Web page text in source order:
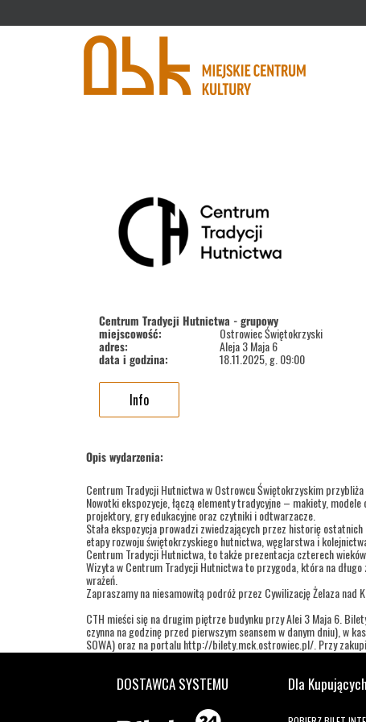
Centrum Tradycji Hutnictwa - grupowy
miejscowość: Ostrowiec Świętokrzyski
adres: Aleja 3 Maja 6
data i godzina: 18.11.2025, g. 09:00
Info
Opis wydarzenia:
Centrum Tradycji Hutnictwa w Ostrowcu Świętokrzyskim
Nowotki ekspozycje, łączą elementy tradycyjne – makiety,
projektory, gry edukacyjne oraz czytniki i odtwarzacze.
Stała ekspozycja prowadzi zwiedzających przez historię
etapy rozwoju świętokrzyskiego hutnictwa, węglarstwa i
Centrum Tradycji Hutnictwa, to także prezentacja czterech
Wizyta w Centrum Tradycji Hutnictwa to przygoda, która na
wrażeń.
Zapraszamy na niesamowitą podróż przez Cywilizację Żelaza nad
CTH mieści się na drugim piętrze budynku przy Alei 3 Maja 6.
czynna na godzinę przed pierwszym seansem w danym dniu), w
SOWA) oraz na portalu http://bilety.mck.ostrowiec.pl/. Przy
DOSTAWCA SYSTEMU Dla Kupujących